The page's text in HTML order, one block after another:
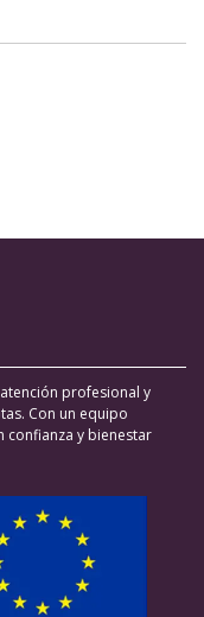
profesional y
Con un equipo
confianza y bienestar